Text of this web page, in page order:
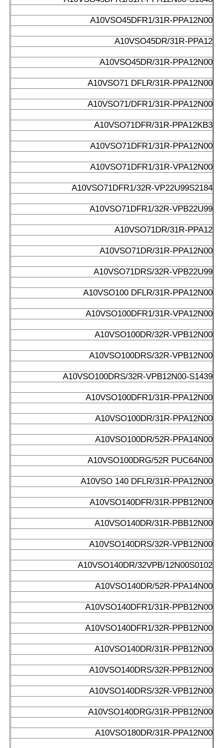
A10VSO45DFR1/31R-PPA12N00
A10VSO45DR/31R-PPA12
A10VSO45DR/31R-PPA12N00
A10VSO71 DFLR/31R-PPA12N00
A10VSO71/DFR1/31R-PPA12N00
A10VSO71DFR/31R-PPA12KB3
A10VSO71DFR1/31R-PPA12N00
A10VSO71DFR1/31R-VPA12N00
A10VSO71DFR1/32R-VP22U99S2184
A10VSO71DFR1/32R-VPB22U99
A10VSO71DR/31R-PPA12
A10VSO71DR/31R-PPA12N00
A10VSO71DRS/32R-VPB22U99
A10VSO100 DFLR/31R-PPA12N00
A10VSO100DFR1/31R-VPA12N00
A10VSO100DR/32R-VPB12N00
A10VSO100DRS/32R-VPB12N00
A10VSO100DRS/32R-VPB12N00-S1439
A10VSO100DFR1/31R-PPA12N00
A10VSO100DR/31R-PPA12N00
A10VSO100DR/52R-PPA14N00
A10VSO100DRG/52R PUC64N00
A10VSO 140 DFLR/31R-PPA12N00
A10VSO140DFR/31R-PPB12N00
A10VSO140DR/31R-PBB12N00
A10VSO140DRS/32R-VPB12N00
A10VSO140DR/32VPB/12N00S0102
A10VSO140DR/52R-PPA14N00
A10VSO140DFR1/31R-PPB12N00
A10VSO140DFR1/32R-PPB12N00
A10VSO140DR/31R-PPB12N00
A10VSO140DRS/32R-PPB12N00
A10VSO140DRS/32R-VPB12N00
A10VSO140DRG/31R-PPB12N00
A10VSO180DR/31R-PPA12N00